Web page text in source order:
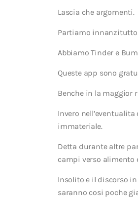
Lascia che argomenti.
Partiamo
Abbiamo Tinder e
Queste app sono
Benche in la maggior
Invero
immateriale.
Detta durante altre
campi verso alimento
Insolito e il discorso
saranno cosi poche